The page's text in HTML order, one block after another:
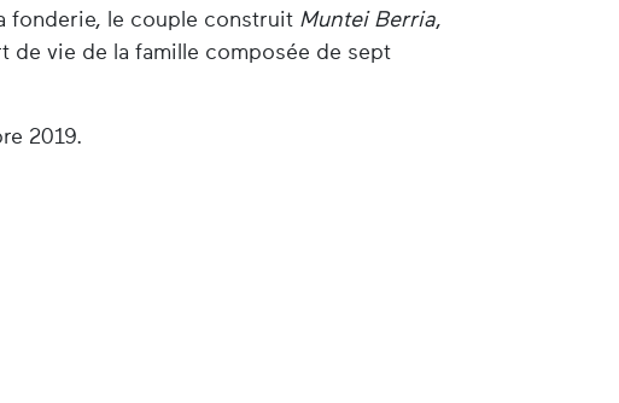
fonderie, le couple construit Muntei Berria,
de vie de la famille composée de sept
2019.